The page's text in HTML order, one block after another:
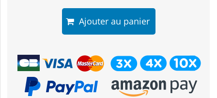
Ajouter au panier